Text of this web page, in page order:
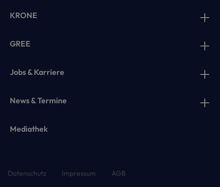
KRONE
GREE
Jobs & Karriere
News & Termine
Mediathek
Datenschutz Impressum AGB